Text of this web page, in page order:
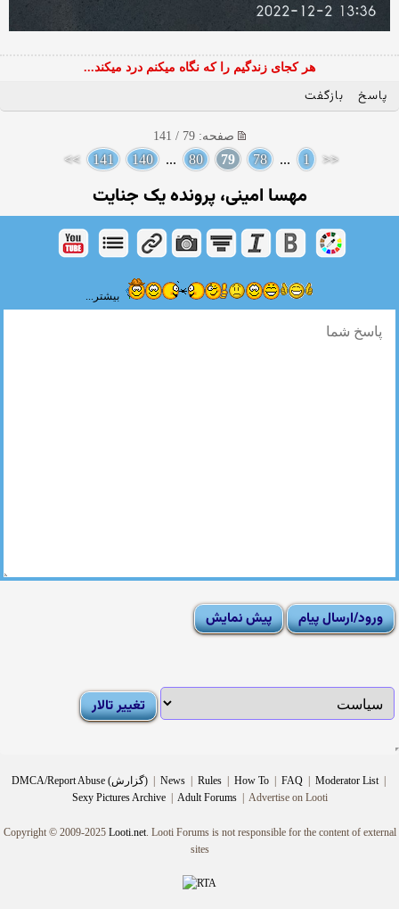
هر کجای زندگیم را که نگاه میکنم درد میکند...
پاسخ بازگفت
صفحه: 79 / 141
<<
1
...
78
79
80
...
140
141
>>
مهسا امینی، پرونده یک جنایت
بیشتر...
DMCA/Report Abuse (گزارش) News Rules How To FAQ Moderator List
Sexy Pictures Archive
Adult Forums Advertise on Looti
Copyright © 2009-2025 Looti.net. Looti Forums is not responsible for the content of external
sites